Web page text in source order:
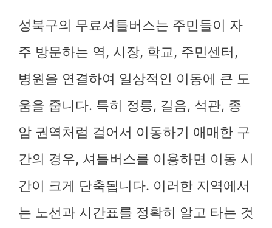
성북구의 무료셔틀버스는 주민들이 자
주 방문하는 역, 시장, 학교, 주민센터,
병원을 연결하여 일상적인 이동에 큰 도
움을 줍니다. 특히 정릉, 길음, 석관, 종
암 권역처럼 걸어서 이동하기 애매한 구
간의 경우, 셔틀버스를 이용하면 이동 시
간이 크게 단축됩니다. 이러한 지역에서
는 노선과 시간표를 정확히 알고 타는 것